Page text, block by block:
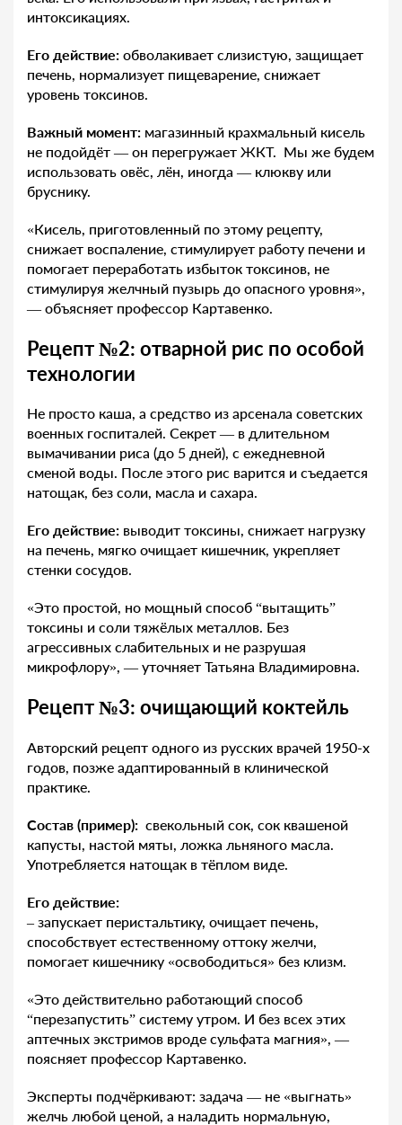
интоксикациях.
Его действие: обволакивает слизистую, защищает
печень, нормализует пищеварение, снижает
уровень токсинов.
Важный момент: магазинный крахмальный кисель
не подойдёт — он перегружает ЖКТ. Мы же будем
использовать овёс, лён, иногда — клюкву или
бруснику.
«Кисель, приготовленный по этому рецепту,
снижает воспаление, стимулирует работу печени и
помогает переработать избыток токсинов, не
стимулируя желчный пузырь до опасного уровня»,
— объясняет профессор Картавенко.
Рецепт №2: отварной рис по особой
технологии
Не просто каша, а средство из арсенала советских
военных госпиталей. Секрет — в длительном
вымачивании риса (до 5 дней), с ежедневной
сменой воды. После этого рис варится и съедается
натощак, без соли, масла и сахара.
Его действие: выводит токсины, снижает нагрузку
на печень, мягко очищает кишечник, укрепляет
стенки сосудов.
«Это простой, но мощный способ “вытащить”
токсины и соли тяжёлых металлов. Без
агрессивных слабительных и не разрушая
микрофлору», — уточняет Татьяна Владимировна.
Рецепт №3: очищающий коктейль
Авторский рецепт одного из русских врачей 1950-х
годов, позже адаптированный в клинической
практике.
Состав (пример): свекольный сок, сок квашеной
капусты, настой мяты, ложка льняного масла.
Употребляется натощак в тёплом виде.
Его действие:
– запускает перистальтику, очищает печень,
способствует естественному оттоку желчи,
помогает кишечнику «освободиться» без клизм.
«Это действительно работающий способ
“перезапустить” систему утром. И без всех этих
аптечных экстримов вроде сульфата магния», —
поясняет профессор Картавенко.
Эксперты подчёркивают: задача — не «выгнать»
желчь любой ценой, а наладить нормальную,